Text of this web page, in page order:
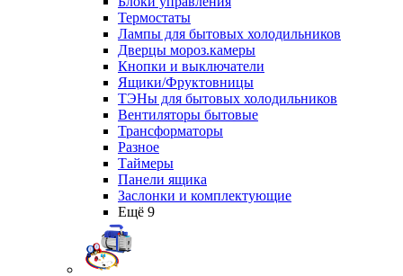
Термостаты
Лампы для бытовых холодильников
Дверцы мороз.камеры
Кнопки и выключатели
Ящики/Фруктовницы
ТЭНы для бытовых холодильников
Вентиляторы бытовые
Трансформаторы
Разное
Таймеры
Панели ящика
Заслонки и комплектующие
Ещё 9